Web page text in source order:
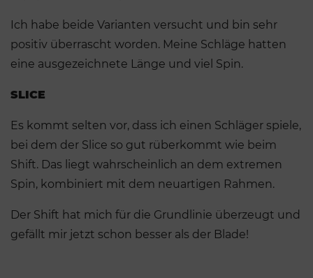
Ich habe beide Varianten versucht und bin sehr
positiv überrascht worden. Meine Schläge hatten
eine ausgezeichnete Länge und viel Spin.
SLICE
Es kommt selten vor, dass ich einen Schläger spiele,
bei dem der Slice so gut rüberkommt wie beim
Shift. Das liegt wahrscheinlich an dem extremen
Spin, kombiniert mit dem neuartigen Rahmen.
Der Shift hat mich für die Grundlinie überzeugt und
gefällt mir jetzt schon besser als der Blade!